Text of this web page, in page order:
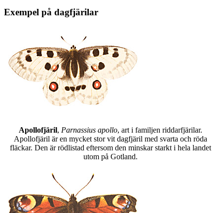
Exempel på dagfjärilar
Apollofjäril, Parnassius apollo, art i familjen riddarfjärilar.
Apollofjäril är en mycket stor vit dagfjäril med svarta och röda
fläckar. Den är rödlistad eftersom den minskar starkt i hela landet
utom på Gotland.